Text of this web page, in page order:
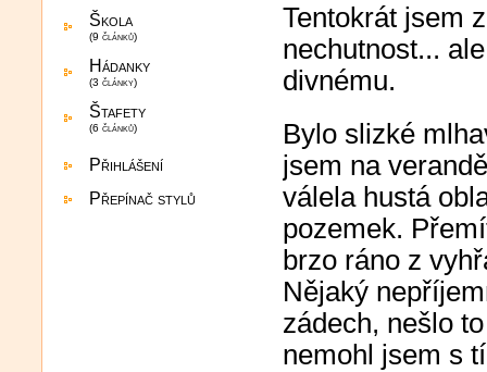
Škola
(9 článků)
Hádanky
(3 články)
Štafety
(6 článků)
Přihlášení
Přepínač stylů
Tentokrát jsem
nechutnost...
divnému.
Bylo slizké
jsem na
válela hustá
pozemek.
brzo ráno z
Nějaký
zádech, nešlo
nemohl jsem s